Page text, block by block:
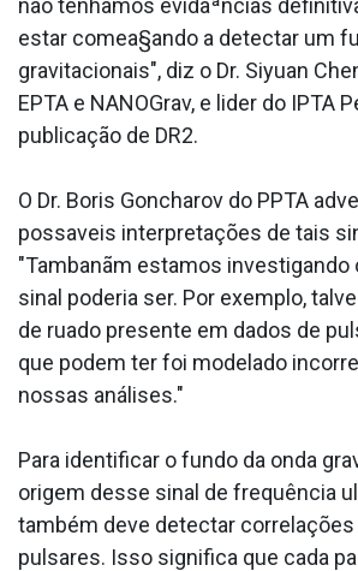
estar comea§ando a detectar um
gravitacionais", diz o Dr. Siyuan
EPTA e NANOGrav, e lider do IPTA
publicação de DR2.
O Dr. Boris Goncharov do PPTA
possa­veis interpretações de tais
"Tambanãm estamos investigando
sinal poderia ser. Por exemplo,
de rua­do presente em dados de
que podem ter foi modelado
nossas análises."
Para identificar o fundo da onda
origem desse sinal de frequência
também deve detectar
pulsares. Isso significa que cada